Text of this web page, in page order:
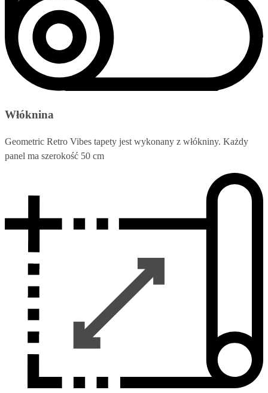
Włóknina
Geometric Retro Vibes tapety jest wykonany z włókniny. Każdy
panel ma szerokość 50 cm